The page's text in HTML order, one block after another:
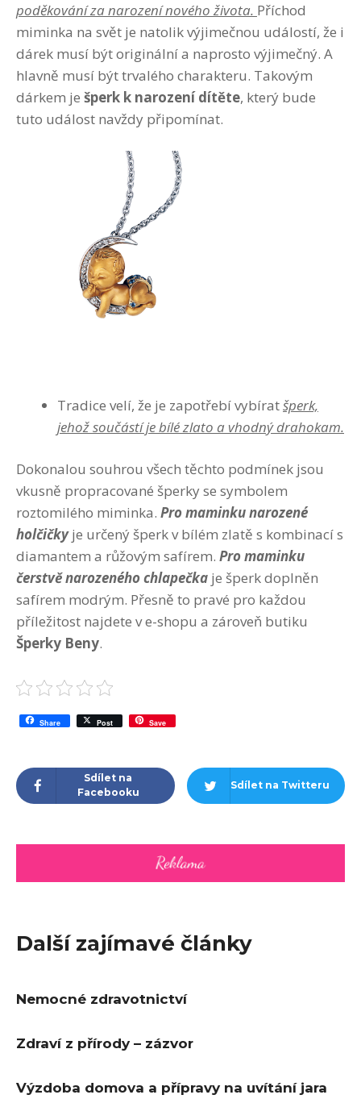
poděkování za narození nového života. Příchod
miminka na svět je natolik výjimečnou událostí, že i
dárek musí být originální a naprosto výjimečný. A
hlavně musí být trvalého charakteru. Takovým
dárkem je šperk k narození dítěte, který bude
tuto událost navždy připomínat.
Tradice velí, že je zapotřebí vybíratšperk,
jehož součástí je bílé zlato a vhodný drahokam.
Dokonalou souhrou všech těchto podmínek jsou
vkusně propracované šperky se symbolem
roztomilého miminka. Pro maminku narozené
holčičkyje určený šperk v bílém zlatě s kombinací s
diamantem a růžovým safírem. Pro maminku
čerstvě narozeného chlapečka je šperk doplněn
safírem modrým. Přesně to pravé pro každou
příležitost najdete v e-shopu a zároveň butiku
Šperky Beny.
Share Post Save
Sdílet na
Facebooku
Sdílet na Twitteru
Další zajímavé články
Nemocné zdravotnictví
Zdraví z přírody – zázvor
Výzdoba domova a přípravy na uvítání jara